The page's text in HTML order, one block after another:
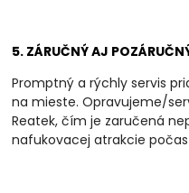
5. ZÁRUČNÝ AJ
Promptný a rýchly servis
na mieste. Opravujeme/
Reatek, čím je zaručená
nafukovacej atrakcie počas